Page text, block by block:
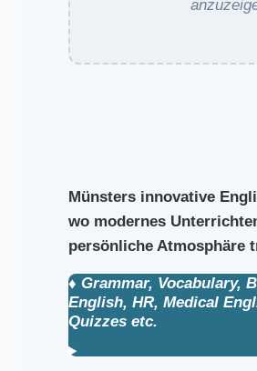
Münsters innovative
wo modernes
persönliche Atmosphäre
♦️ Grammar, Vocabulary,
English, HR, Medical
Quizzes etc.